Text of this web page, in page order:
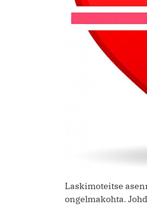
Laskimoteitse
ongelmakohta.